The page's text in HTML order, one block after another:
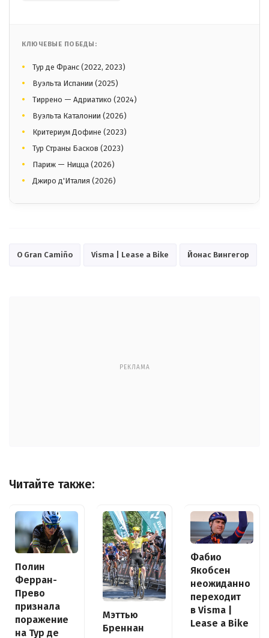
КЛЮЧЕВЫЕ ПОБЕДЫ:
Тур де Франс (2022, 2023)
Вуэльта Испании (2025)
Тиррено — Адриатико (2024)
Вуэльта Каталонии (2026)
Критериум Дофине (2023)
Тур Страны Басков (2023)
Париж — Ницца (2026)
Джиро д'Италия (2026)
O Gran Camiño Visma | Lease a Bike Йонас Вингегор
РЕКЛАМА
Читайте также:
Полин
Ферран-
Прево
признала
поражение
на Тур де
Мэттью
Бреннан
Фабио
Якобсен
неожиданно
переходит
в Visma |
Lease a Bike